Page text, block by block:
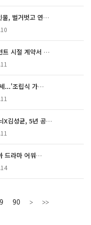
물, 벌거벗고 연…
트 시절 계약서 …
...'조립식 가…
X김성균, 5년 공…
드라마 어워…
90